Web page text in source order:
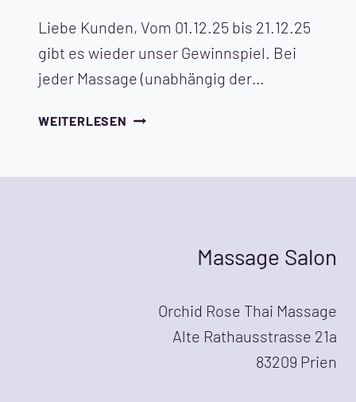
Liebe Kunden, Vom 01.12.25 bis 21.12.25
gibt es wieder unser Gewinnspiel. Bei
jeder Massage (unabhängig der…
WEITERLESEN WEIHNACHTSGEWINNSPIEL
Massage Salon
Orchid Rose Thai Massage
Alte Rathausstrasse 21a
83209 Prien